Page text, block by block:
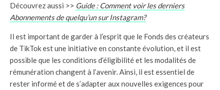
Découvrez aussi >> Guide : Comment voir les derniers
Abonnements de quelqu’un sur Instagram?
Il est important de garder à l’esprit que le Fonds des créateurs
de TikTok est une initiative en constante évolution, et il est
possible que les conditions d’éligibilité et les modalités de
rémunération changent à l’avenir. Ainsi, il est essentiel de
rester informé et de s’adapter aux nouvelles exigences pour